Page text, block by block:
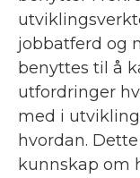
jobbatferd og
benyttes til å
utfordringer
med i
hvordan.
kunnskap om